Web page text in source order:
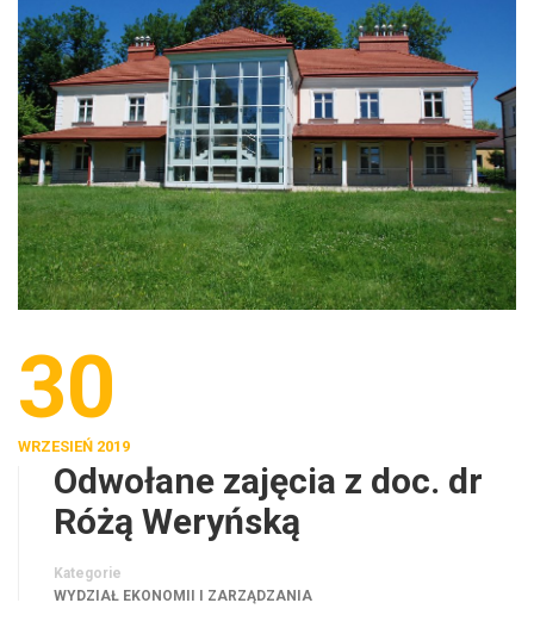
30
WRZESIEŃ 2019
Odwołane zajęcia z doc. dr
Różą Weryńską
Kategorie
WYDZIAŁ EKONOMII I ZARZĄDZANIA